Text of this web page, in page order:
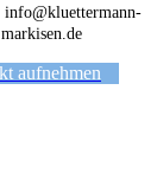
markisen.de
aufnehmen